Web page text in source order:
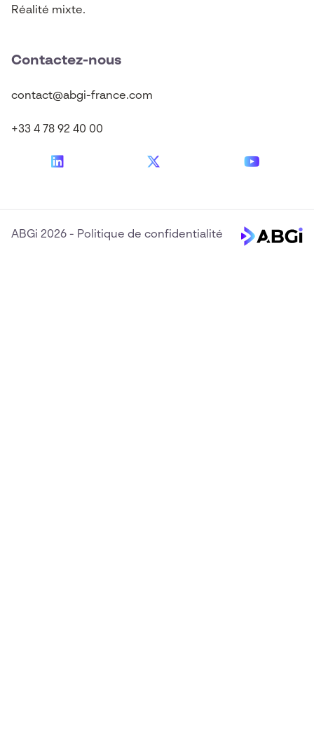
Réalité mixte.
Contactez-nous
contact@abgi-france.com
+33 4 78 92 40 00
ABGi 2026 - Politique de confidentialité